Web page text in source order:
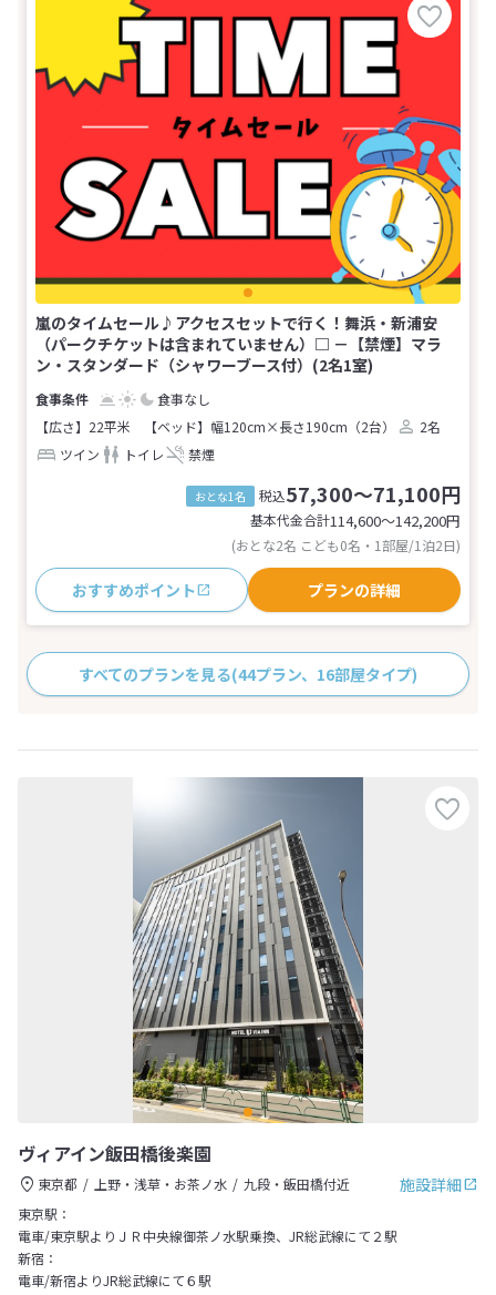
嵐のタイムセール♪アクセスセットで行く！舞浜・新浦安
（パークチケットは含まれていません）□ －【禁煙】マラ
ン・スタンダード（シャワーブース付）(2名1室)
食事なし
【広さ】22平米
【ベッド】幅120cm×長さ190cm（2台）
2名
ツイン
トイレ 禁煙
おとな1名 税込57,300～71,100円
基本代金合計114,600〜142,200円
(おとな2名 こども0名・1部屋/1泊2日)
おすすめポイント プランの詳細
すべてのプランを見る(44プラン、16部屋タイプ)
ヴィアイン飯田橋後楽園
施設詳細
東京都 上野・浅草・お茶ノ水
九段・飯田橋付近
東京駅：
電車/東京駅よりＪＲ中央線御茶ノ水駅乗換、JR総武線にて２駅
新宿：
電車/新宿よりJR総武線にて６駅